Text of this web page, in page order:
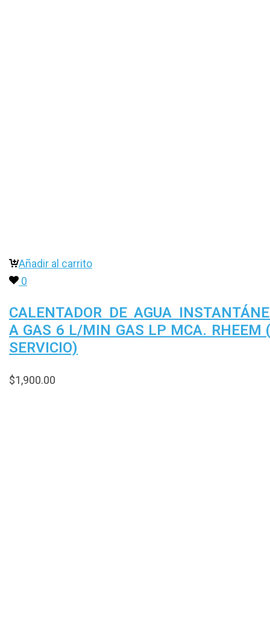
Añadir al carrito
0
CALENTADOR DE AGUA
A GAS 6 L/MIN GAS LP MCA. RHEEM
SERVICIO)
$1,900.00